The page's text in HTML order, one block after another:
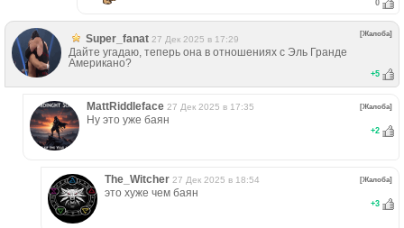
0
Super_fanat 27 Дек 2025 в 17:29
[Жалоба]
Дайте угадаю, теперь она в отношениях с Эль Гранде
Американо?
+5
MattRiddleface 27 Дек 2025 в 17:35 [Жалоба]
Ну это уже баян
+2
The_Witcher 27 Дек 2025 в 18:54 [Жалоба]
это хуже чем баян
+3